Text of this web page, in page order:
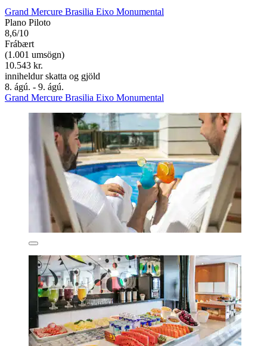
Grand Mercure Brasilia Eixo Monumental
Plano Piloto
8,6/10
Frábært
(1.001 umsögn)
10.543 kr.
inniheldur skatta og gjöld
8. ágú. - 9. ágú.
Grand Mercure Brasilia Eixo Monumental